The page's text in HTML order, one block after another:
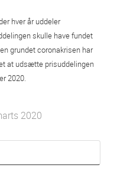
hver år uddeler
skulle have fundet
grundet coronakrisen har
at udsætte prisuddelingen
2020.
2020